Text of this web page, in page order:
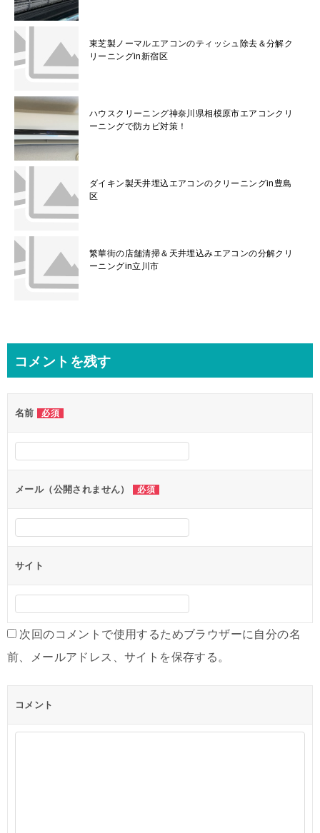
東芝製ノーマルエアコンのティッシュ除去＆分解ク
リーニングin新宿区
ハウスクリーニング神奈川県相模原市エアコンクリ
ーニングで防カビ対策！
ダイキン製天井埋込エアコンのクリーニングin豊島
区
繁華街の店舗清掃＆天井埋込みエアコンの分解クリ
ーニングin立川市
コメントを残す
名前 必須
メール（公開されません） 必須
サイト
次回のコメントで使用するためブラウザーに自分の名
前、メールアドレス、サイトを保存する。
コメント